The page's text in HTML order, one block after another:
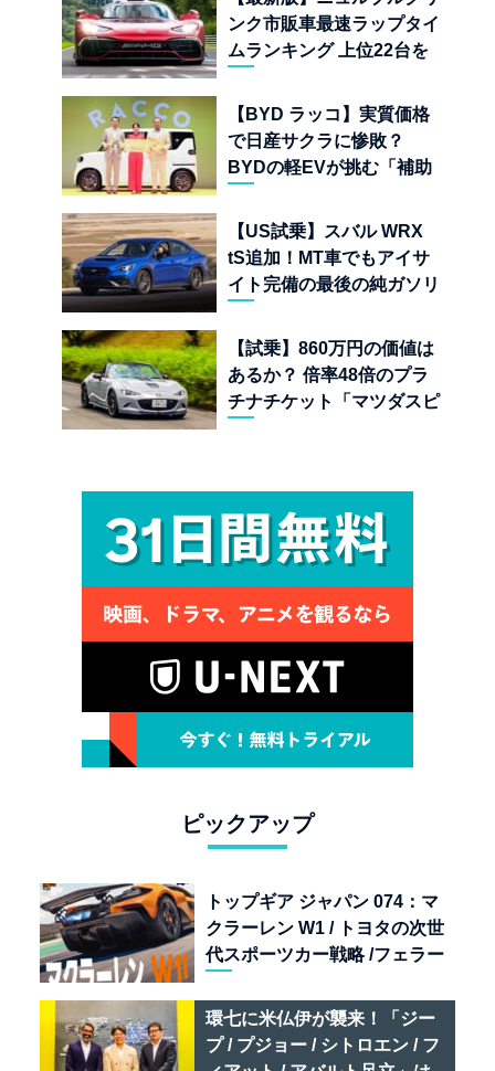
ンク市販車最速ラップタイ
ムランキング 上位22台を
【BYD ラッコ】実質価格
で日産サクラに惨敗？
BYDの軽EVが挑む「補助
界
【US試乗】スバル WRX
tS追加！MT車でもアイサ
イト完備の最後の純ガソリ
【試乗】860万円の価値は
あるか？ 倍率48倍のプラ
チナチケット「マツダスピ
ピックアップ
トップギア ジャパン 074：マ
クラーレン W1 / トヨタの次世
代スポーツカー戦略 /フェラー
リオ /ベントレー スーパース
ポーツ
環七に米仏伊が襲来！「ジー
プ / プジョー / シトロエン / フ